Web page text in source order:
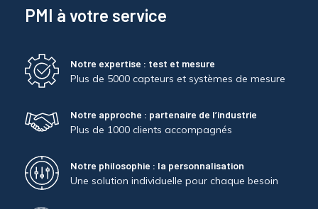
PMI à votre service
Notre expertise : test et mesure
Plus de 5000 capteurs et systèmes de mesure
Notre approche : partenaire de l’industrie
Plus de 1000 clients accompagnés
Notre philosophie : la personnalisation
Une solution individuelle pour chaque besoin